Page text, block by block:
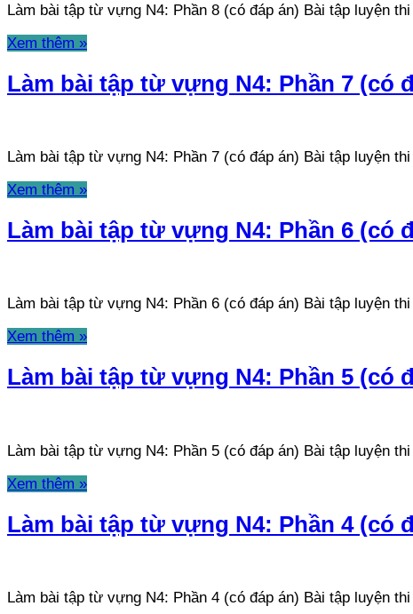
Làm bài tập từ vựng N4: Phần 8 (có đáp án) Bài tập luyện
Xem thêm »
Làm bài tập từ vựng N4: Phần 7 (có
Làm bài tập từ vựng N4: Phần 7 (có đáp án) Bài tập luyện
Xem thêm »
Làm bài tập từ vựng N4: Phần 6 (có
Làm bài tập từ vựng N4: Phần 6 (có đáp án) Bài tập
Xem thêm »
Làm bài tập từ vựng N4: Phần 5 (có
Làm bài tập từ vựng N4: Phần 5 (có đáp án) Bài tập luyện
Xem thêm »
Làm bài tập từ vựng N4: Phần 4 (có
Làm bài tập từ vựng N4: Phần 4 (có đáp án) Bài tập luyện